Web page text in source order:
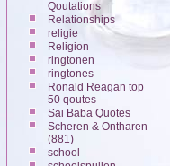
Qoutations
Relationships
religie
Religion
ringtonen
ringtones
Ronald Reagan top
50 qoutes
Sai Baba Quotes
Scheren & Ontharen
(881)
school